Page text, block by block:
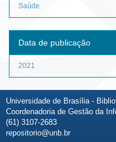
Saúde
Data de publicação
2021
Universidade de Brasília -
Coordenadoria de Gestão da
(61) 3107-2683
repositorio@unb.br